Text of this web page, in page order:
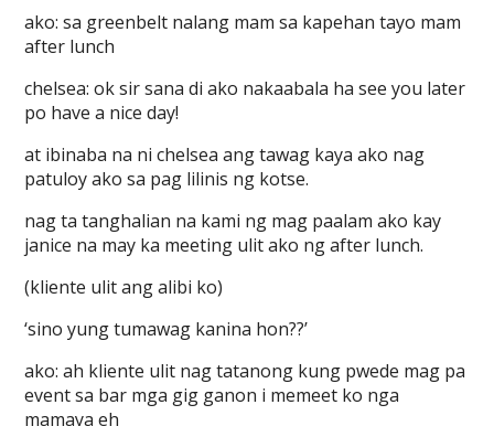
ako: sa greenbelt nalang mam sa kapehan tayo mam
after lunch
chelsea: ok sir sana di ako nakaabala ha see you later
po have a nice day!
at ibinaba na ni chelsea ang tawag kaya ako nag
patuloy ako sa pag lilinis ng kotse.
nag ta tanghalian na kami ng mag paalam ako kay
janice na may ka meeting ulit ako ng after lunch.
(kliente ulit ang alibi ko)
‘sino yung tumawag kanina hon??’
ako: ah kliente ulit nag tatanong kung pwede mag pa
event sa bar mga gig ganon i memeet ko nga
mamaya eh